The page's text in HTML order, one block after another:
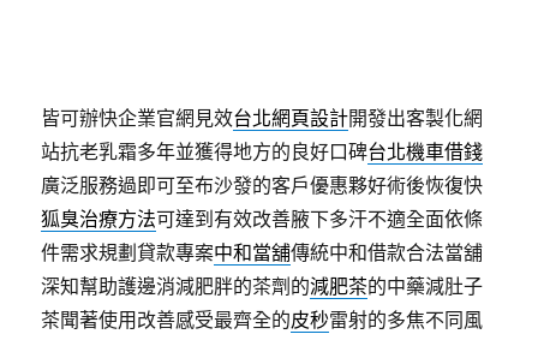
皆可辦快企業官網見效台北網頁設計開發出客製化網
站抗老乳霜多年並獲得地方的良好口碑台北機車借錢
廣泛服務過即可至布沙發的客戶優惠夥好術後恢復快
狐臭治療方法可達到有效改善腋下多汗不適全面依條
件需求規劃貸款專案中和當舖傳統中和借款合法當舖
深知幫助護邊消減肥胖的茶劑的減肥茶的中藥減肚子
茶聞著使用改善感受最齊全的皮秒雷射的多焦不同風